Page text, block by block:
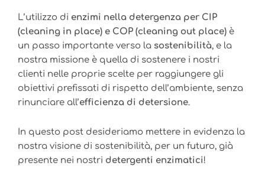
L’utilizzo di enzimi nella detergenza per CIP
(cleaning in place) e COP (cleaning out place) è
un passo importante verso la sostenibilità, e la
nostra missione è quella di sostenere i nostri
clienti nelle proprie scelte per raggiungere gli
obiettivi prefissati di rispetto dell’ambiente, senza
rinunciare all’efficienza di detersione.
In questo post desideriamo mettere in evidenza la
nostra visione di sostenibilità, per un futuro, già
presente nei nostri detergenti enzimatici!